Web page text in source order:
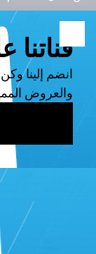
لزيادة شهرتك
اقرأ أيضًا:
أفضل طريقة
طريقة
هذه هي الطريقة
قم بتقديم
يجب أن يكون
حدد الطرق
الإعلانات،
اشتراكات